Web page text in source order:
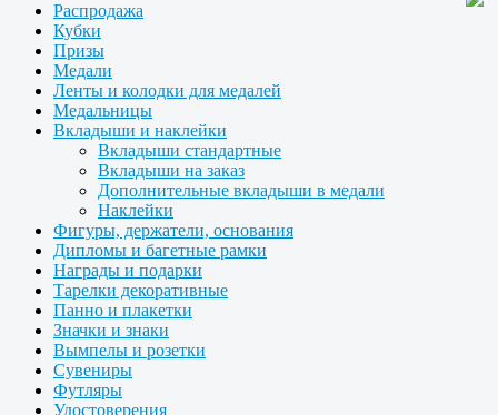
Распродажа
Кубки
Призы
Медали
Ленты и колодки для медалей
Медальницы
Вкладыши и наклейки
Вкладыши стандартные
Вкладыши на заказ
Дополнительные вкладыши в медали
Наклейки
Фигуры, держатели, основания
Дипломы и багетные рамки
Награды и подарки
Тарелки декоративные
Панно и плакетки
Значки и знаки
Вымпелы и розетки
Сувениры
Футляры
Удостоверения